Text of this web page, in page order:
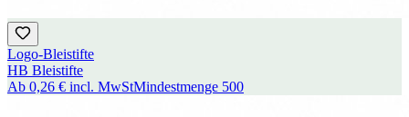
Logo-Bleistifte
HB Bleistifte
Ab 0,26 € incl. MwStMindestmenge 500